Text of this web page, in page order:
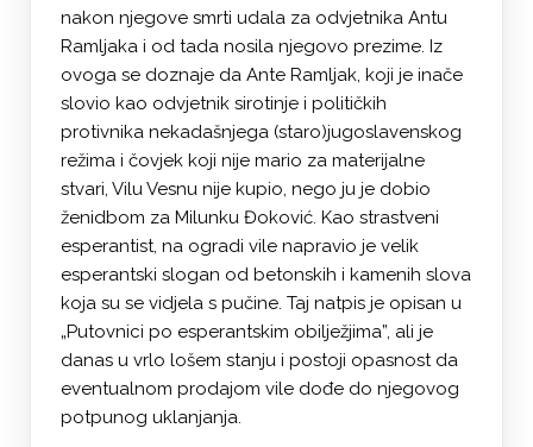
nakon njegove smrti udala za odvjetnika Antu
Ramljaka i od tada nosila njegovo prezime. Iz
ovoga se doznaje da Ante Ramljak, koji je inače
slovio kao odvjetnik sirotinje i političkih
protivnika nekadašnjega (staro)jugoslavenskog
režima i čovjek koji nije mario za materijalne
stvari, Vilu Vesnu nije kupio, nego ju je dobio
ženidbom za Milunku Đoković. Kao strastveni
esperantist, na ogradi vile napravio je velik
esperantski slogan od betonskih i kamenih slova
koja su se vidjela s pučine. Taj natpis je opisan u
„Putovnici po esperantskim obilježjima”, ali je
danas u vrlo lošem stanju i postoji opasnost da
eventualnom prodajom vile dođe do njegovog
potpunog uklanjanja.